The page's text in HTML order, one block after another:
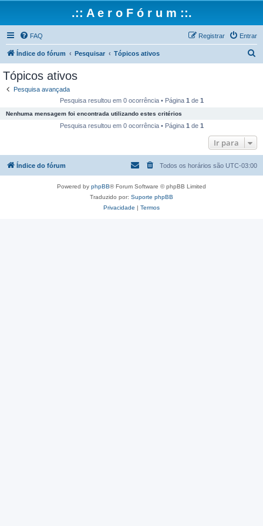
.:: A e r o F ó r u m ::.
FAQ Entrar
Registrar
Índice do fórum Pesquisar Tópicos ativos
s
r
Tópicos ativos
Pesquisa avançada
Pesquisa resultou em 0 ocorrência • Página 1 de 1
Nenhuma mensagem foi encontrada utilizando estes critérios
Pesquisa resultou em 0 ocorrência • Página 1 de 1
Ir para
Índice do fórum Todos os horários são UTC-03:00
Powered by phpBB® Forum Software © phpBB Limited
Traduzido por: Suporte phpBB
Privacidade | Termos